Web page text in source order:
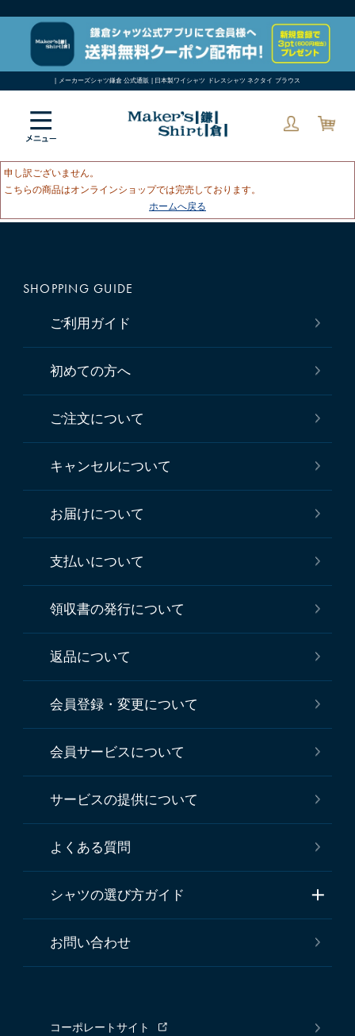
| メーカーズシャツ鎌倉 公式通販 | 日本製ワイシャツ ドレスシャツ ネクタイ ブラウス
申し訳ございません。
こちらの商品はオンラインショップでは完売しております。
ホームへ戻る
SHOPPING GUIDE
ご利用ガイド
初めての方へ
ご注文について
キャンセルについて
お届けについて
支払いについて
領収書の発行について
返品について
会員登録・変更について
会員サービスについて
サービスの提供について
よくある質問
シャツの選び方ガイド
お問い合わせ
コーポレートサイト